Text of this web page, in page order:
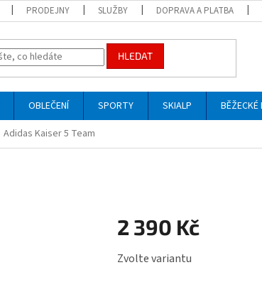
PRODEJNY SLUŽBY DOPRAVA A PLATBA
HLEDAT
OBLEČENÍ SPORTY SKIALP BĚŽECKÉ
Adidas Kaiser 5 Team
2 390 Kč
cena:
Zvolte variantu